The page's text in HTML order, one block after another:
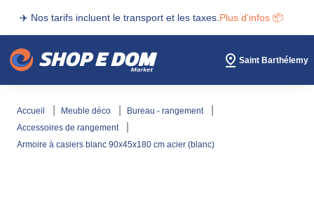
✈️ Nos tarifs incluent le transport et les taxes. Plus d'infos 📦
Saint Barthélemy
accueil meuble déco
bureau - rangement
accessoires de rangement
armoire à casiers blanc 90x45x180 cm acier (blanc)